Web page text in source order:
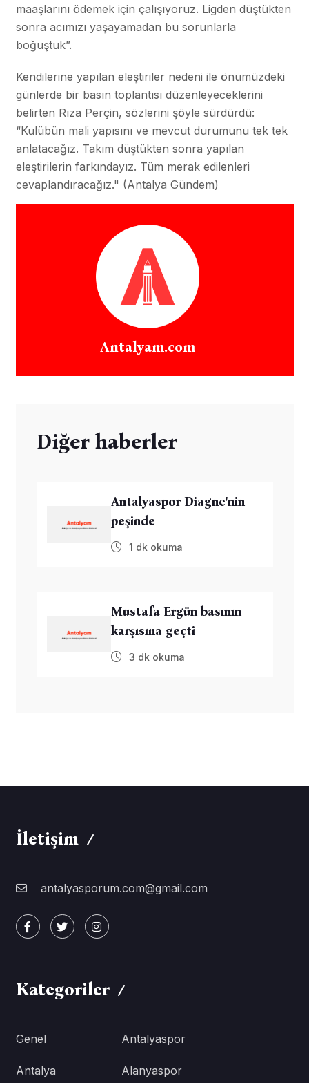
maaşlarını ödemek için çalışıyoruz. Ligden düştükten
sonra acımızı yaşayamadan bu sorunlarla
boğuştuk”.
Kendilerine yapılan eleştiriler nedeni ile önümüzdeki
günlerde bir basın toplantısı düzenleyeceklerini
belirten Rıza Perçin, sözlerini şöyle sürdürdü:
“Kulübün mali yapısını ve mevcut durumunu tek tek
anlatacağız. Takım düştükten sonra yapılan
eleştirilerin farkındayız. Tüm merak edilenleri
cevaplandıracağız." (Antalya Gündem)
Antalyam.com
Diğer haberler
Antalyaspor Diagne'nin
peşinde
1 dk okuma
Mustafa Ergün basının
karşısına geçti
3 dk okuma
İletişim
antalyasporum.com@gmail.com
Kategoriler
Genel Antalyaspor
Antalya Alanyaspor